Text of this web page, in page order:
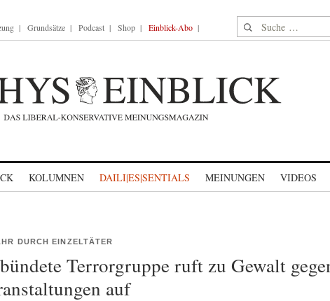
Grundsätze Podcast Shop Einblick-Abo Suche nach:
KOLUMNEN DAILI|ES|SENTIALS MEINUNGEN VIDEOS
DURCH EINZELTÄTER
Terrorgruppe ruft zu Gewalt
auf